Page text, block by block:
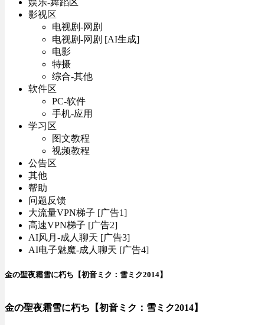
娱乐-舞蹈区
影视区
电视剧-网剧
电视剧-网剧 [AI生成]
电影
特摄
综合-其他
软件区
PC-软件
手机-应用
学习区
图文教程
视频教程
公告区
其他
帮助
问题反馈
大流量VPN梯子 [广告1]
高速VPN梯子 [广告2]
AI风月-成人聊天 [广告3]
AI电子魅魔-成人聊天 [广告4]
金の聖夜霜雪に朽ち【初音ミク：雪ミク2014】
金の聖夜霜雪に朽ち【初音ミク：雪ミク2014】